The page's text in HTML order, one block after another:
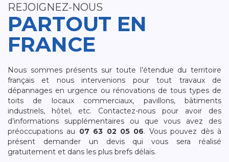
REJOIGNEZ-NOUS
PARTOUT EN
FRANCE
Nous sommes présents sur toute l’étendue du territoire
français et nous intervenions pour tout travaux de
dépannages en urgence ou rénovations de tous types de
toits de locaux commerciaux, pavillons, bâtiments
industriels, hôtel, etc. Contactez-nous pour avoir des
d’informations supplémentaires ou que vous avez des
préoccupations au 07 63 02 05 06. Vous pouvez dès à
présent demander un devis qui vous sera réalisé
gratuitement et dans les plus brefs délais.